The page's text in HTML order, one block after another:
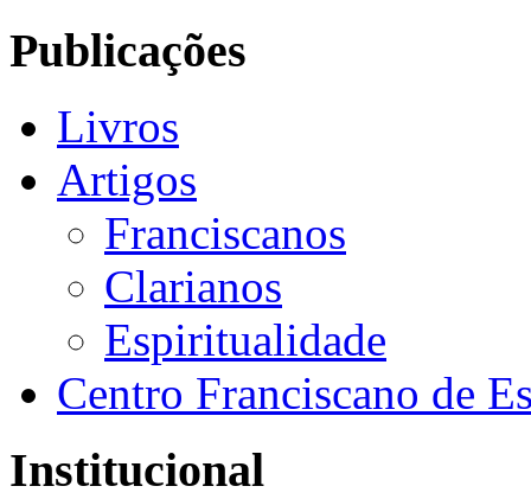
Publicações
Livros
Artigos
Franciscanos
Clarianos
Espiritualidade
Centro Franciscano de
Institucional